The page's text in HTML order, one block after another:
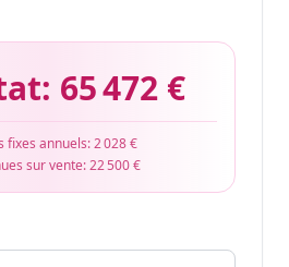
65 472 €
fixes annuels:2 028 €
sur vente:22 500 €